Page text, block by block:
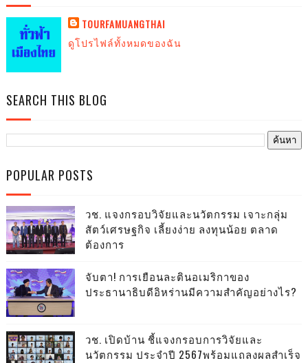
TOURFAMUANGTHAI
ดูโปรไฟล์ทั้งหมดของฉัน
SEARCH THIS BLOG
POPULAR POSTS
วช. แจงกรอบวิจัยและนวัตกรรม เจาะกลุ่ม
สัตว์เศรษฐกิจ เลี้ยงง่าย ลงทุนน้อย ตลาด
ต้องการ
จับตา! การเยือนละตินอเมริกาของ
ประธานาธิบดีอิหร่านมีความสำคัญอย่างไร?
วช. เปิดบ้าน ชี้แจงกรอบการวิจัยและ
นวัตกรรม ประจำปี 2567พร้อมแถลงผลสำเร็จ